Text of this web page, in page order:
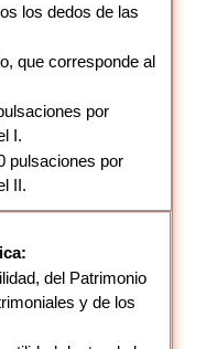
los dedos de las
que corresponde al
por
I.
pulsaciones por
II.
del Patrimonio
y de los